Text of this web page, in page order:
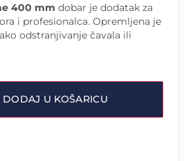
400 mm dobar je dodatak za
i profesionalca. Opremljena je
odstranjivanje čavala ili
DODAJ U KOŠARICU